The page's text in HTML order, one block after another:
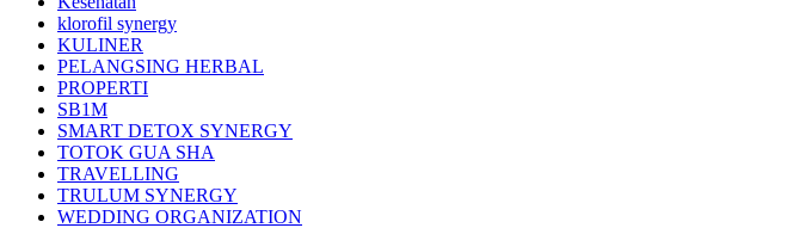
klorofil synergy
KULINER
PELANGSING HERBAL
PROPERTI
SB1M
SMART DETOX SYNERGY
TOTOK GUA SHA
TRAVELLING
TRULUM SYNERGY
WEDDING ORGANIZATION